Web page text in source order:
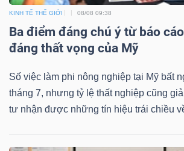
KINH TẾ THẾ GIỚI 08/08 09:38
Ba điểm đáng chú ý từ báo
đáng thất vọng của Mỹ
Số việc làm phi nông nghiệp tại Mỹ bất
tháng 7, nhưng tỷ lệ thất nghiệp cũng
tư nhận được những tín hiệu trái chiều